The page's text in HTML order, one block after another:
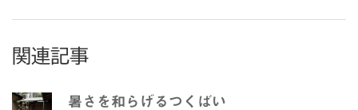
関連記事
暑さを和らげるつくばい